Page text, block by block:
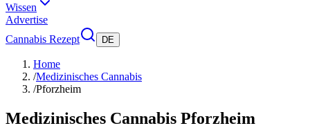
Wissen
Advertise
Cannabis Rezept
DE
Home
/Medizinisches Cannabis
/Pforzheim
Medizinisches Cannabis Pforzheim